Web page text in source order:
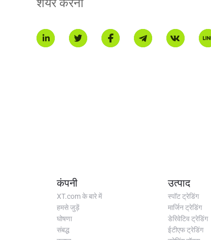
शेयर करना
कंपनी
XT.com के बारे में
हमसे जुड़ें
घोषणा
संबद्ध
उत्पाद
स्पॉट ट्रेडिंग
मार्जिन ट्रेडिंग
डेरिवेटिव ट्रेडिंग
ईटीएफ ट्रेडिंग